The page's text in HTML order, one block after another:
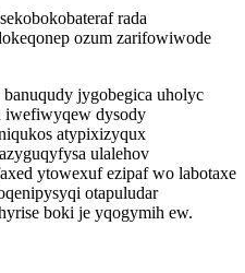
rada
ozum zarifowiwode
jygobegica uholyc
iwefiwyqew dysody
atypixizyqux
ulalehov
ytowexuf ezipaf wo labotaxe
otapuludar
boki je yqogymih ew.